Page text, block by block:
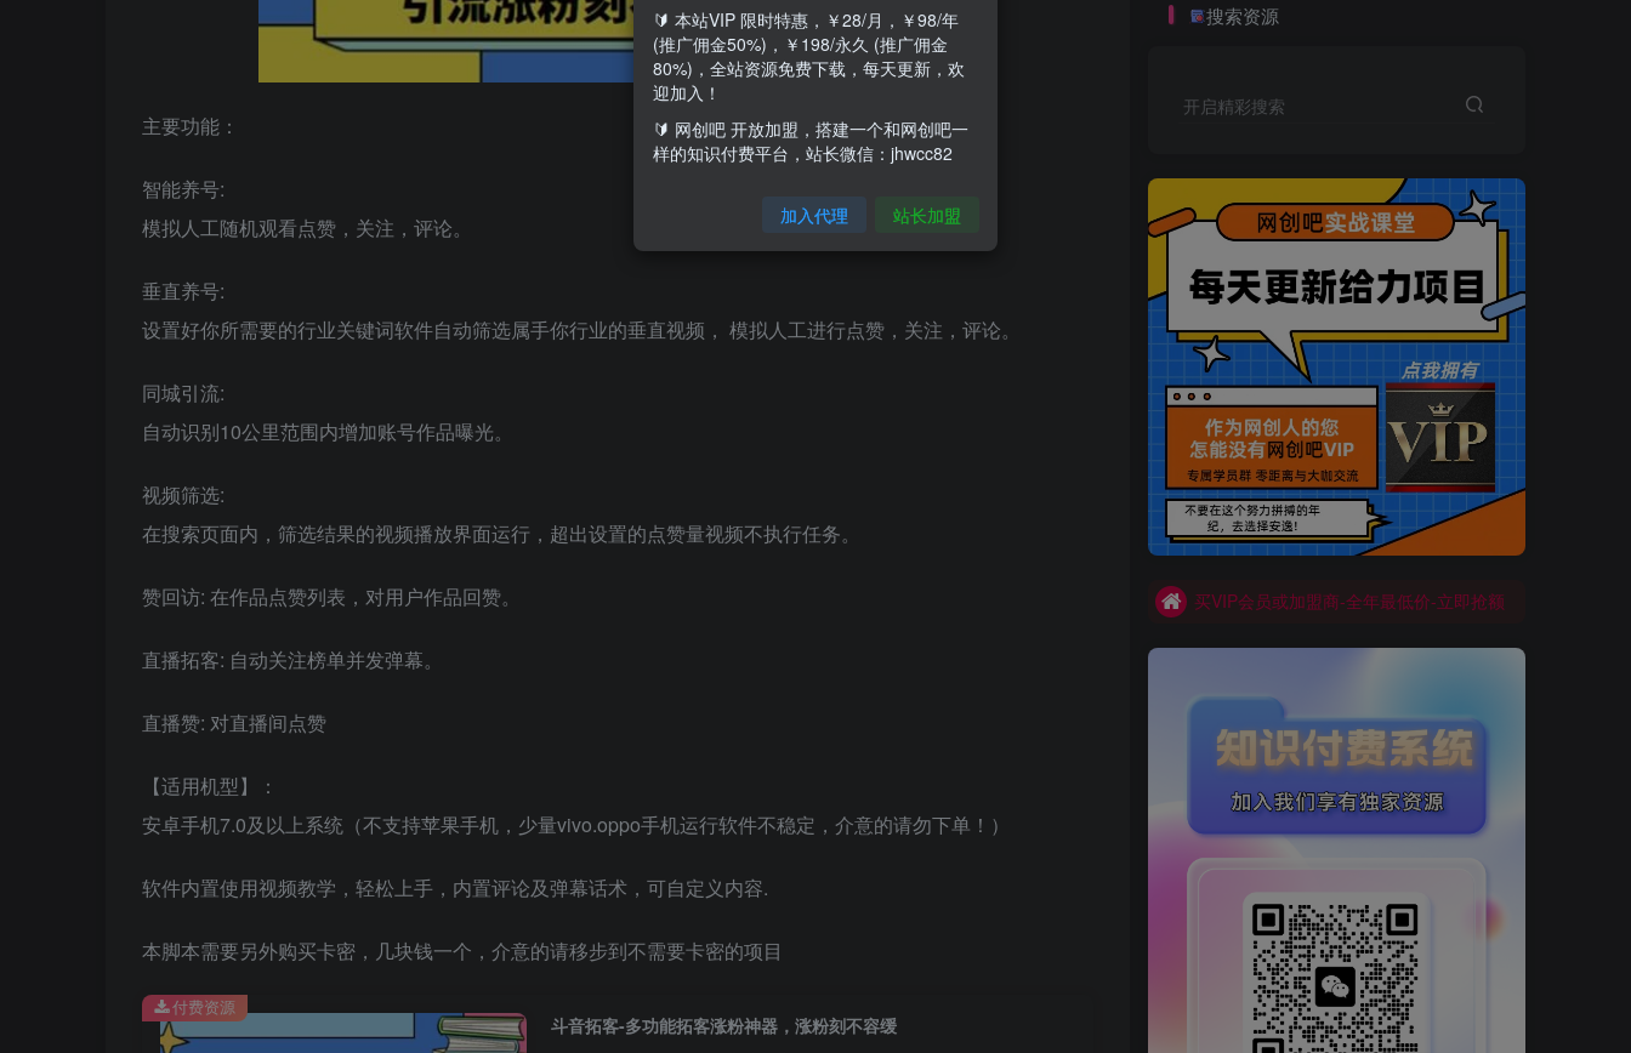
主要功能：
智能养号:
模拟人工随机观看点赞，关注，评论。
垂直养号:
设置好你所需要的行业关键词软件自动筛选属手你行业的垂直视频， 模拟人工进行点赞，关注，评论。
同城引流:
自动识别10公里范围内增加账号作品曝光。
视频筛选:
在搜索页面内，筛选结果的视频播放界面运行，超出设置的点赞量视频不执行任务。
赞回访: 在作品点赞列表，对用户作品回赞。
直播拓客: 自动关注榜单并发弹幕。
直播赞: 对直播间点赞
【适用机型】：
安卓手机7.0及以上系统（不支持苹果手机，少量vivo.oppo手机运行软件不稳定，介意的请勿下单！）
软件内置使用视频教学，轻松上手，内置评论及弹幕话术，可自定义内容.
本脚本需要另外购买卡密，几块钱一个，介意的请移步到不需要卡密的项目
斗音拓客-多功能拓客涨粉神器，涨粉刻不容缓
付费资源
搜索资源
开启精彩搜索
买VIP会员或加盟商-全年最低价-立即抢额
网创吧-限时优惠 别错过!
网创吧-限时优惠 别错过!
🔰 本站VIP 限时特惠，￥28/月，￥98/年
(推广佣金50%)，￥198/永久 (推广佣金
80%)，全站资源免费下载，每天更新，欢
迎加入！
🔰 网创吧 开放加盟，搭建一个和网创吧一
样的知识付费平台，站长微信：jhwcc82
加入代理 站长加盟